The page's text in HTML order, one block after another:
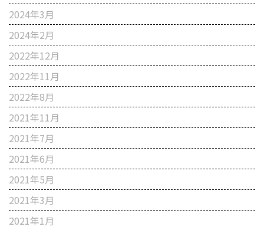
2024年3月
2024年2月
2022年12月
2022年11月
2022年8月
2021年11月
2021年7月
2021年6月
2021年5月
2021年3月
2021年1月